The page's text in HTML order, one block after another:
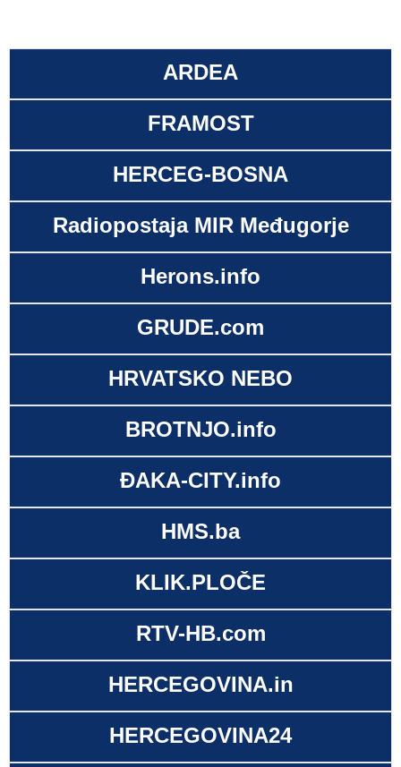
ARDEA
FRAMOST
HERCEG-BOSNA
Radiopostaja MIR Međugorje
Herons.info
GRUDE.com
HRVATSKO NEBO
BROTNJO.info
ĐAKA-CITY.info
HMS.ba
KLIK.PLOČE
RTV-HB.com
HERCEGOVINA.in
HERCEGOVINA24